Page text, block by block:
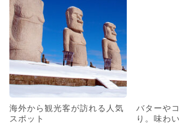
海外から観光客が訪れる人気
スポット
バターや
り。味わ